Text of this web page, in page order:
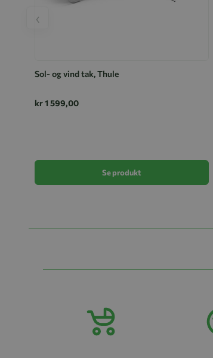
Sol- og vind tak, Thule
kr 1 599,00
Se produkt
‹